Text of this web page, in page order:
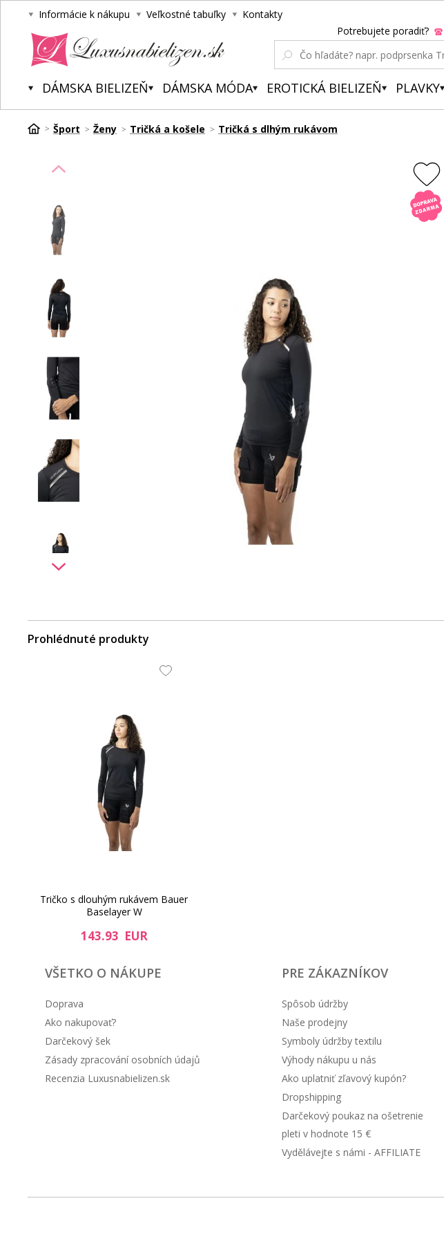
Informácie k nákupu Veľkostné tabuľky Kontakty
Potrebujete poradiť?
DÁMSKA BIELIZEŇ DÁMSKA MÓDA EROTICKÁ BIELIZEŇ PLAVKY
Šport Ženy Tričká a košele Tričká s dlhým rukávom
Prohlédnuté produkty
Tričko s dlouhým rukávem Bauer
Baselayer W
143.93 EUR
VŠETKO O NÁKUPE
Doprava
Ako nakupovať?
Darčekový šek
Zásady zpracování osobních údajů
Recenzia Luxusnabielizen.sk
PRE ZÁKAZNÍKOV
Spôsob údržby
Naše prodejny
Symboly údržby textilu
Výhody nákupu u nás
Ako uplatniť zľavový kupón?
Dropshipping
Darčekový poukaz na ošetrenie
pleti v hodnote 15 €
Vydělávejte s námi - AFFILIATE